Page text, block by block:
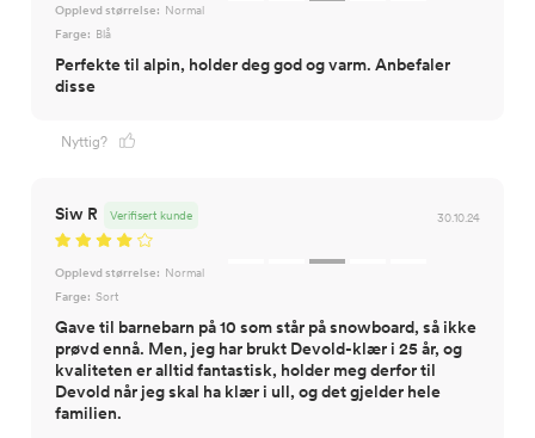
Opplevd størrelse: Normal
Farge: Blå
Perfekte til alpin, holder deg god og varm. Anbefaler
disse
Nyttig?
Siw R 30.10.24
Verifisert kunde
Opplevd størrelse: Normal
Farge: Sort
Gave til barnebarn på 10 som står på snowboard, så ikke
prøvd ennå. Men, jeg har brukt Devold-klær i 25 år, og
kvaliteten er alltid fantastisk, holder meg derfor til
Devold når jeg skal ha klær i ull, og det gjelder hele
familien.